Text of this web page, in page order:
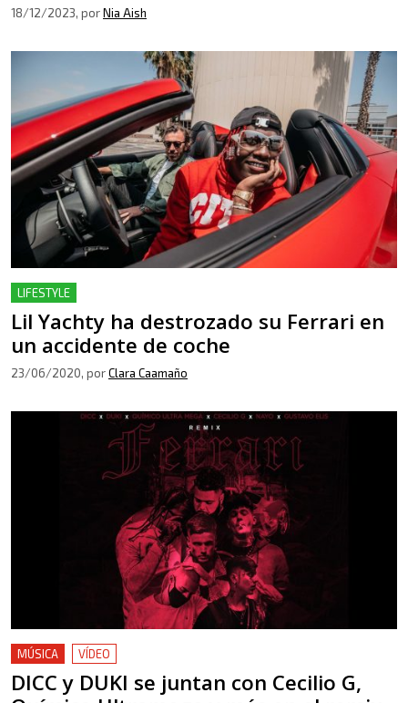
18/12/2023, porNia Aish
LIFESTYLE
Lil Yachty ha destrozado su Ferrari en
un accidente de coche
23/06/2020, porClara Caamaño
MÚSICA VÍDEO
DICC y DUKI se juntan con Cecilio G,